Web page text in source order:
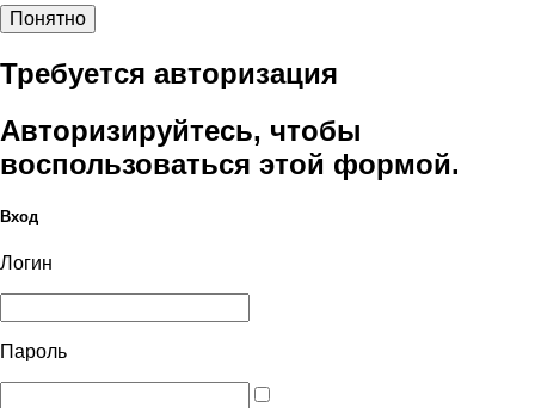
Понятно
Требуется авторизация
Авторизируйтесь, чтобы
воспользоваться этой формой.
Вход
Логин
Пароль